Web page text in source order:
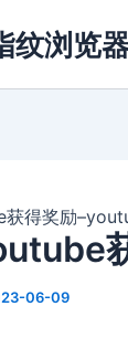
纹浏览
得奖励
06-09